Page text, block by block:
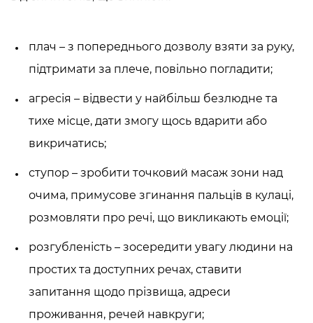
плач – з попереднього дозволу взяти за руку,
підтримати за плече, повільно погладити;
агресія – відвести у найбільш безлюдне та
тихе місце, дати змогу щось вдарити або
викричатись;
ступор – зробити точковий масаж зони над
очима, примусове згинання пальців в кулаці,
розмовляти про речі, що викликають емоції;
розгубленість – зосередити увагу людини на
простих та доступних речах, ставити
запитання щодо прізвища, адреси
проживання, речей навкруги;